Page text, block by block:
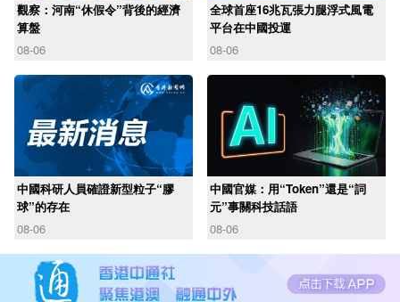
觀察：河南“休假令”背後的經濟
算盤
08-06
全球首座16兆瓦張力腿浮式風電
平台在中國投運
08-06
中國科研人員確證新型粒子“膠
球”的存在
08-06
中國官媒：用“Token”還是“詞
元”事關科技話語
08-06